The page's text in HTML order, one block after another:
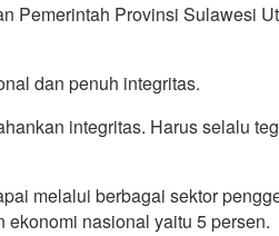
Pemerintah Provinsi Sulawesi
dan penuh integritas.
integritas. Harus selalu
melalui berbagai sektor
nasional yaitu 5 persen.